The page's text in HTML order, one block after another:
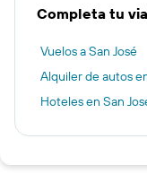
Completa tu
Vuelos a San José
Alquiler de autos
Hoteles en San